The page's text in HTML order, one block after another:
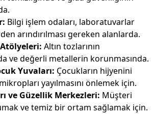
Bilgi işlem odaları, laboratuvarlar
arındırılması gereken alanlarda.
Altın tozlarının
ve değerli metallerin korunmasında.
Yuvaları: Çocukların hijyenini
yayılmasını önlemek için.
ve Güzellik Merkezleri: Müşteri
ve temiz bir ortam sağlamak için.